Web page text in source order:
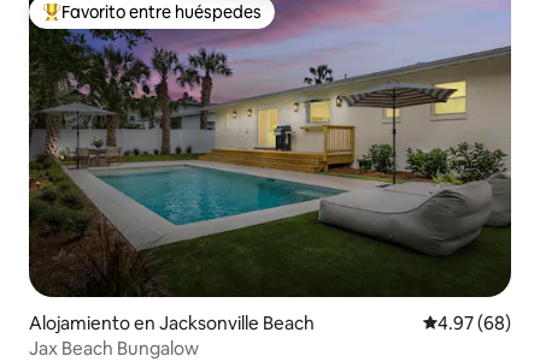
Favorito entre huéspedes preferido
Favorito entre huéspedes
Alojamiento en Jacksonville Beach Calificación
4.97 (68)
Jax Beach Bungalow